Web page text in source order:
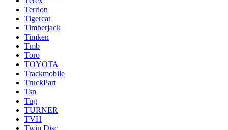
Terrion
Tigercat
Timberjack
Timken
Tmb
Toro
TOYOTA
Trackmobile
TruckPart
Tsn
Tug
TURNER
TVH
Twin Disc